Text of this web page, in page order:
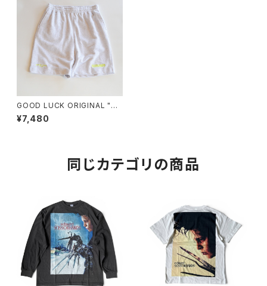
GOOD LUCK ORIGINAL "OL
DEIS GOODIES" S/S Sweat
shorts
¥7,480
同じカテゴリの商品